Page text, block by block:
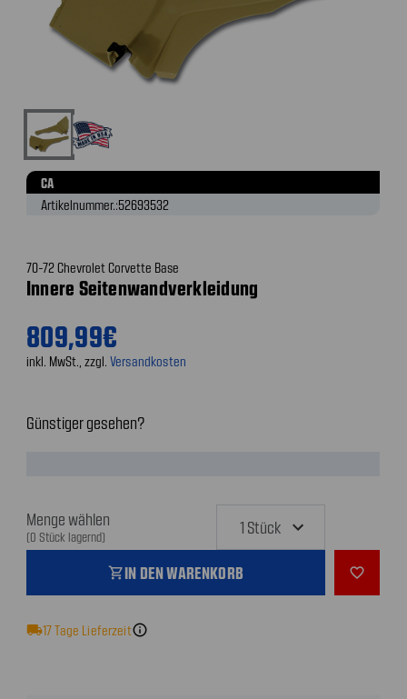
CA
Artikelnummer.:52693532
70-72 Chevrolet Corvette Base
Innere Seitenwandverkleidung
809,99€
inkl. MwSt., zzgl. Versandkosten
Günstiger gesehen?
Menge wählen
(0 Stück lagernd)
shopping_cartIN DEN WARENKORB favorite_outline
local_shipping17Tage Lieferzeitinfo